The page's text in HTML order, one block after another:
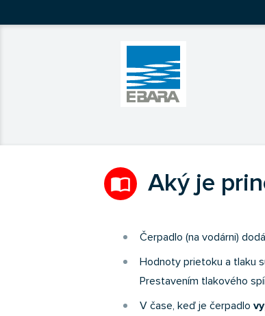
Ebara Česko
Ebara - japonské čerpadláimport_contacts Aký je
Čerpadlo (na vodárni)
Hodnoty prietoku a tlaku
Prestavením tlakového
V čase, keď je čerpadlo